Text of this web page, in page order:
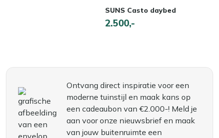
SUNS Casto daybed
2.500,-
Ontvang direct inspiratie voor een
moderne tuinstijl en maak kans op
een cadeaubon van €2.000-! Meld je
aan voor onze nieuwsbrief en maak
van jouw buitenruimte een